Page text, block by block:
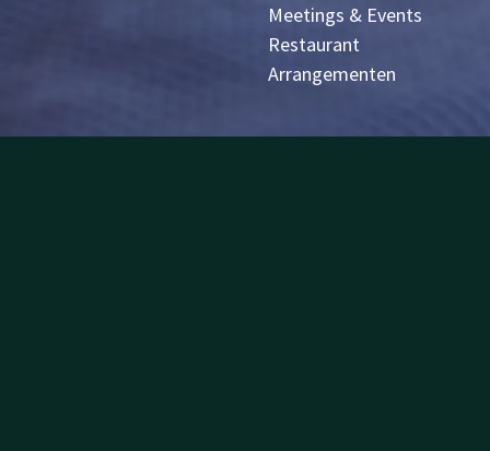
Meetings & Events
Restaurant
Arrangementen